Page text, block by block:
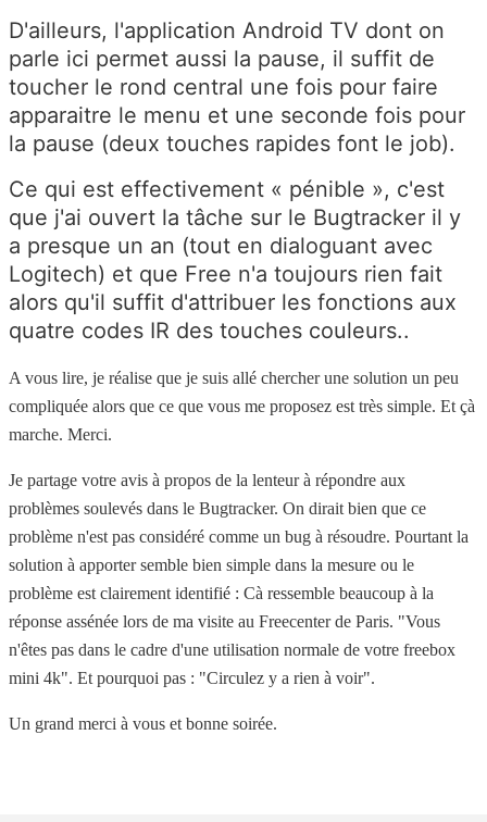
D'ailleurs, l'application Android TV dont on
parle ici permet aussi la pause, il suffit de
toucher le rond central une fois pour faire
apparaitre le menu et une seconde fois pour
la pause (deux touches rapides font le job).
Ce qui est effectivement « pénible », c'est
que j'ai ouvert la tâche sur le Bugtracker il y
a presque un an (tout en dialoguant avec
Logitech) et que Free n'a toujours rien fait
alors qu'il suffit d'attribuer les fonctions aux
quatre codes IR des touches couleurs..
A vous lire, je réalise que je suis allé chercher une solution un peu
compliquée alors que ce que vous me proposez est très simple. Et çà
marche. Merci.
Je partage votre avis à propos de la lenteur à répondre aux
problèmes soulevés dans le Bugtracker. On dirait bien que ce
problème n'est pas considéré comme un bug à résoudre. Pourtant la
solution à apporter semble bien simple dans la mesure ou le
problème est clairement identifié : Cà ressemble beaucoup à la
réponse assénée lors de ma visite au Freecenter de Paris. "Vous
n'êtes pas dans le cadre d'une utilisation normale de votre freebox
mini 4k". Et pourquoi pas : "Circulez y a rien à voir".
Un grand merci à vous et bonne soirée.